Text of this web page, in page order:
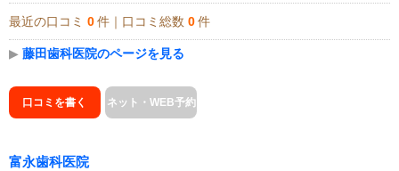
最近の口コミ 0 件｜口コミ総数 0 件
▶ 藤田歯科医院のページを見る
口コミを書く ネット・WEB予約
富永歯科医院